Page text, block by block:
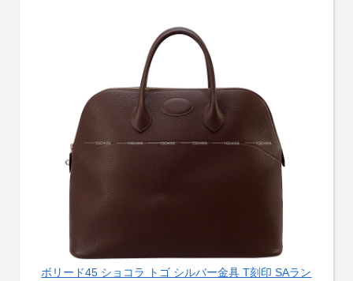
ボリード45 ショコラ トゴ シルバー金具 T刻印 SAラン